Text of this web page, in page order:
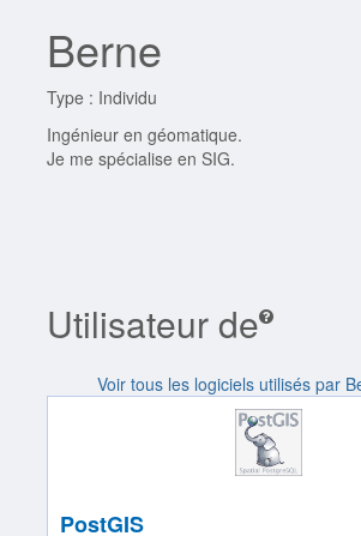
Berne
Type : Individu
Ingénieur en géomatique.
Je me spécialise en SIG.
Utilisateur de
Voir tous les logiciels utilisés par
PostGIS